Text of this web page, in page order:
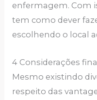
enfermagem. Com
tem como dever
escolhendo o local
4 Considerações
Mesmo existindo
respeito das